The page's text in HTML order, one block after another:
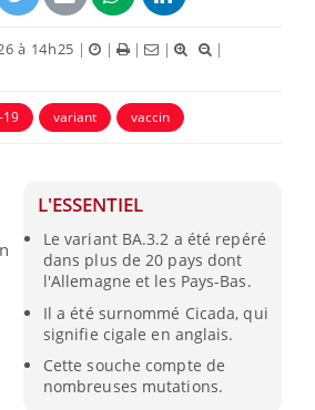
à 14h25 | | | |
|
19 variant vaccin
L'ESSENTIEL
Le variant BA.3.2 a été repéré
dans plus de 20 pays dont
l'Allemagne et les Pays-Bas.
Il a été surnommé Cicada, qui
signifie cigale en anglais.
Cette souche compte de
nombreuses mutations.